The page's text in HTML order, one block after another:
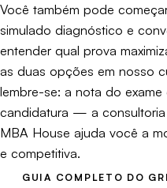
Você também pode
simulado diagnóstico e
entender qual prova
as duas opções em nosso
lembre-se: a nota do
candidatura — a
MBA House ajuda você a
e competitiva.
GUIA COMPLETO DO